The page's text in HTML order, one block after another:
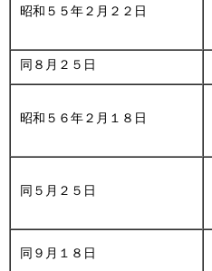
昭和５５年２月２２日
同８月２５日
昭和５６年２月１８日
同５月２５日
同９月１８日